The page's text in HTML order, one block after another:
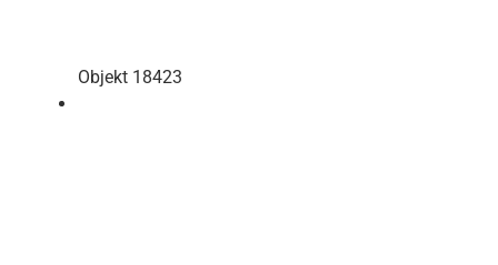
Objekt 18423